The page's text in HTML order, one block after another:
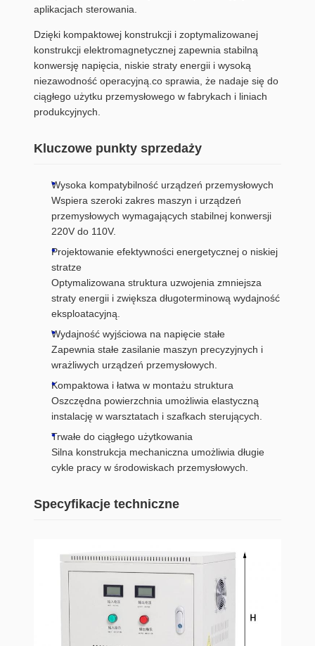
aplikacjach sterowania.
Dzięki kompaktowej konstrukcji i zoptymalizowanej
konstrukcji elektromagnetycznej zapewnia stabilną
konwersję napięcia, niskie straty energii i wysoką
niezawodność operacyjną.co sprawia, że nadaje się do
ciągłego użytku przemysłowego w fabrykach i liniach
produkcyjnych.
Kluczowe punkty sprzedaży
Wysoka kompatybilność urządzeń przemysłowych
Wspiera szeroki zakres maszyn i urządzeń
przemysłowych wymagających stabilnej konwersji
220V do 110V.
Projektowanie efektywności energetycznej o niskiej
stratze
Optymalizowana struktura uzwojenia zmniejsza
straty energii i zwiększa długoterminową wydajność
eksploatacyjną.
Wydajność wyjściowa na napięcie stałe
Zapewnia stałe zasilanie maszyn precyzyjnych i
wrażliwych urządzeń przemysłowych.
Kompaktowa i łatwa w montażu struktura
Oszczędna powierzchnia umożliwia elastyczną
instalację w warsztatach i szafkach sterujących.
Trwałe do ciągłego użytkowania
Silna konstrukcja mechaniczna umożliwia długie
cykle pracy w środowiskach przemysłowych.
Specyfikacje techniczne